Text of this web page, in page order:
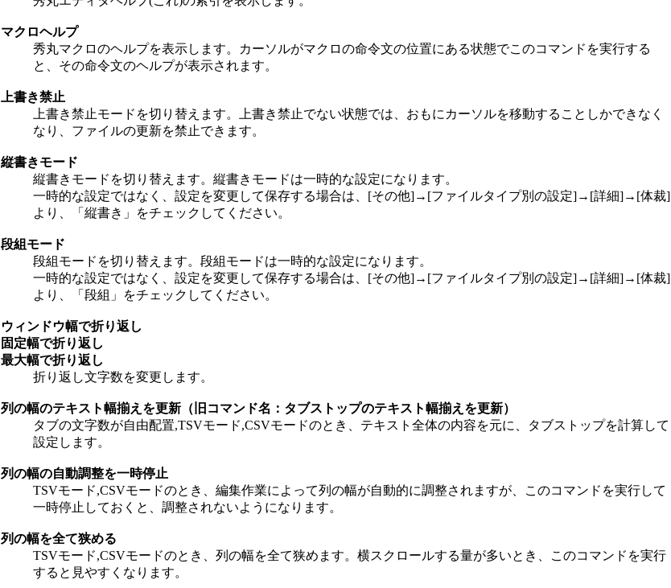
マクロヘルプ
秀丸マクロのヘルプを表示します。カーソルがマクロの命令文の位置にある状態でこのコマンドを実行する
と、その命令文のヘルプが表示されます。
上書き禁止
上書き禁止モードを切り替えます。上書き禁止でない状態では、おもにカーソルを移動することしかできなく
なり、ファイルの更新を禁止できます。
縦書きモード
縦書きモードを切り替えます。縦書きモードは一時的な設定になります。
一時的な設定ではなく、設定を変更して保存する場合は、[その他]→[ファイルタイプ別の設定]→[詳細]→[体裁]
より、「縦書き」をチェックしてください。
段組モード
段組モードを切り替えます。段組モードは一時的な設定になります。
一時的な設定ではなく、設定を変更して保存する場合は、[その他]→[ファイルタイプ別の設定]→[詳細]→[体裁]
より、「段組」をチェックしてください。
ウィンドウ幅で折り返し
固定幅で折り返し
最大幅で折り返し
折り返し文字数を変更します。
列の幅のテキスト幅揃えを更新（旧コマンド名：タブストップのテキスト幅揃えを更新）
タブの文字数が自由配置,TSVモード,CSVモードのとき、テキスト全体の内容を元に、タブストップを計算して
設定します。
列の幅の自動調整を一時停止
TSVモード,CSVモードのとき、編集作業によって列の幅が自動的に調整されますが、このコマンドを実行して
一時停止しておくと、調整されないようになります。
列の幅を全て狭める
TSVモード,CSVモードのとき、列の幅を全て狭めます。横スクロールする量が多いとき、このコマンドを実行
すると見やすくなります。